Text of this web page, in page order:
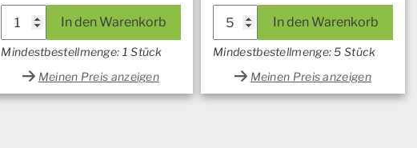
In den Warenkorb
Mindestbestellmenge: 1 Stück
Meinen Preis anzeigen
In den Warenkorb
Mindestbestellmenge: 5 Stück
Meinen Preis anzeigen